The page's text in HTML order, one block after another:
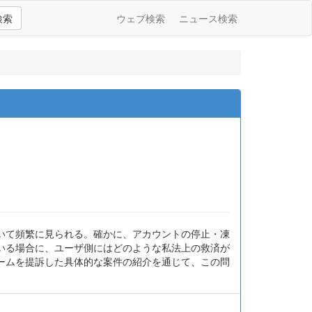
索 ウェブ検索 ニュース検索
頻繁に見られる。確かに、アカウントの停止・凍
場合に、ユーザ側にはどのような私法上の救済が
を提訴した具体的な案件の紹介を通じて、この問